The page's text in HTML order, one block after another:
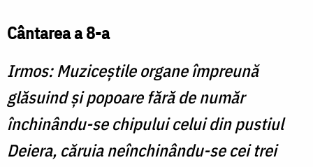
Cântarea a 8-a
Irmos: Muziceştile organe împreună
glăsuind şi popoare fără de număr
închinându-se chipului celui din pustiul
Deiera, căruia neînchinându-se cei trei